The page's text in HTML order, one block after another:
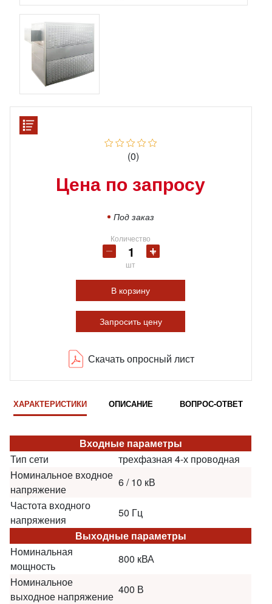
(0)
Цена по запросу
Под заказ
Количество
шт
В корзину
Запросить цену
Скачать опросный лист
ХАРАКТЕРИСТИКИ ОПИСАНИЕ ВОПРОС-ОТВЕТ
Входные параметры
Тип сети
трехфазная 4-х проводная
Номинальное входное
напряжение
6 / 10 кВ
Частота входного
напряжения
50 Гц
Выходные параметры
Номинальная
мощность
800 кВА
Номинальное
выходное напряжение
400 В